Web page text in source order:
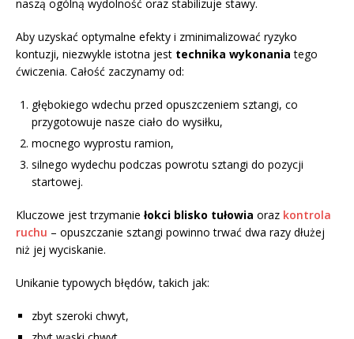
naszą ogólną wydolność oraz stabilizuje stawy.
Aby uzyskać optymalne efekty i zminimalizować ryzyko
kontuzji, niezwykle istotna jest technika wykonania tego
ćwiczenia. Całość zaczynamy od:
głębokiego wdechu przed opuszczeniem sztangi, co
przygotowuje nasze ciało do wysiłku,
mocnego wyprostu ramion,
silnego wydechu podczas powrotu sztangi do pozycji
startowej.
Kluczowe jest trzymanie łokci blisko tułowia oraz kontrola
ruchu – opuszczanie sztangi powinno trwać dwa razy dłużej
niż jej wyciskanie.
Unikanie typowych błędów, takich jak:
zbyt szeroki chwyt,